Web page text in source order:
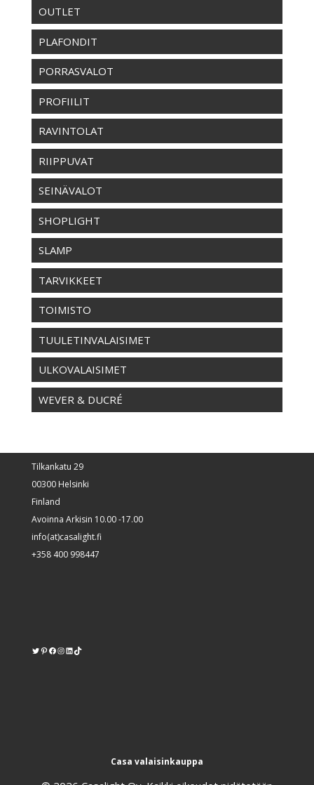
OUTLET
PLAFONDIT
PORRASVALOT
PROFIILIT
RAVINTOLAT
RIIPPUVAT
SEINÄVALOT
SHOPLIGHT
SLAMP
TARVIKKEET
TOIMISTO
TUULETINVALAISIMET
ULKOVALAISIMET
WEVER & DUCRÉ
Tilkankatu 29
00300 Helsinki
Finland
Avoinna Arkisin 10.00 -17.00
info(at)casalight.fi
+358 400 998447
Twitter
Pinterest
https://www.facebook.com/kodinvalaisin/
Instagram
LinkedIn
TikTok
Casa valaisinkauppa